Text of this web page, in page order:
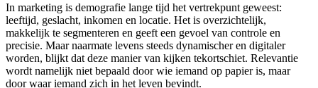
In marketing is demografie lange tijd het vertrekpunt geweest:
leeftijd, geslacht, inkomen en locatie. Het is overzichtelijk,
makkelijk te segmenteren en geeft een gevoel van controle en
precisie. Maar naarmate levens steeds dynamischer en digitaler
worden, blijkt dat deze manier van kijken tekortschiet. Relevantie
wordt namelijk niet bepaald door wie iemand op papier is, maar
door waar iemand zich in het leven bevindt.